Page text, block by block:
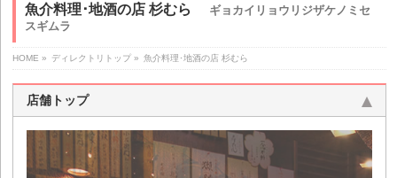
魚介料理･地酒の店 杉むら
ギョカイリョウリジザケノミセ
スギムラ
HOME » ディレクトリトップ » 魚介料理･地酒の店 杉むら
店舗トップ